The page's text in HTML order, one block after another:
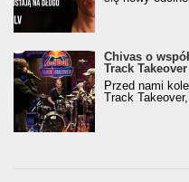
Chivas o
Track Takeover
Przed nami
Track